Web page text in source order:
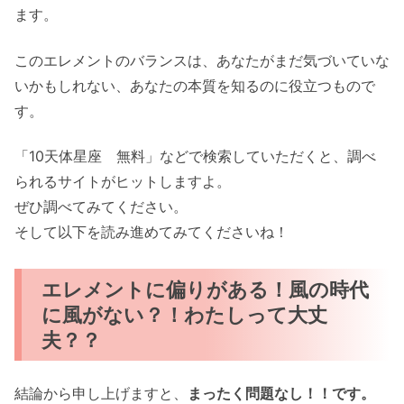
ます。
このエレメントのバランスは、あなたがまだ気づいていな
いかもしれない、あなたの本質を知るのに役立つもので
す。
「10天体星座 無料」などで検索していただくと、調べ
られるサイトがヒットしますよ。
ぜひ調べてみてください。
そして以下を読み進めてみてくださいね！
エレメントに偏りがある！風の時代
に風がない？！わたしって大丈
夫？？
結論から申し上げますと、 まったく問題なし！！です。